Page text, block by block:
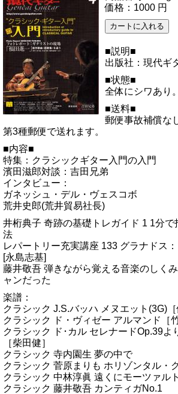
価格：1000 円
■説明■
出版社：現代ギ
■状態■
全体にシワあり。
■送料■
郵便事故補償な
第3種郵便で送れます。
■内容■
特集：クラシックギター入門の入門
濱田滋郎対談：吉田兄弟
インタビュー：
ガネッシュ・デル・ヴェスコボ
荒井史郎(荒井貿易社長)
井桁典子 奇跡の基礎トレガイド 1 1分で
法
レパートリー充実講座 133 グラナドス
[永島志基]
藤井敬吾 弾きながら覚える音楽のしく
ャンだった
楽譜：
クラシック J.S.バッハ メヌエット(3G)［
クラシック ド・ヴィゼー アルマンド［
クラシック ド･カル セレナードOp.39よ
［柴田健］
クラシック 寺内園生 夢の中で
クラシック 菅原まりも ホリゾンタル・
クラシック 中林淳眞 遠くにモーツァル
クラシック 藤井敬吾 カンティガNo.1